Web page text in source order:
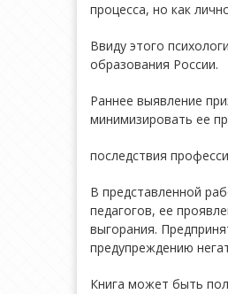
процесса, но как
Ввиду этого
образования России.
Раннее выявление
минимизировать ее
последствия
В представленной
педагогов, ее
выгорания.
предупреждению
Книга может быть